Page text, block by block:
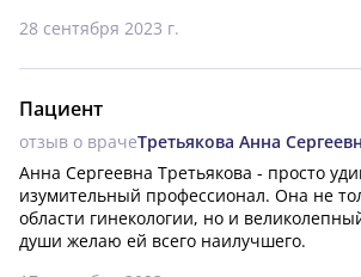
28 сентября 2023 г.
Пациент
отзыв о врачеТретьякова Анна
Анна Сергеевна Третьякова - просто
изумительный профессионал. Она не
области гинекологии, но и
души желаю ей всего наилучшего.